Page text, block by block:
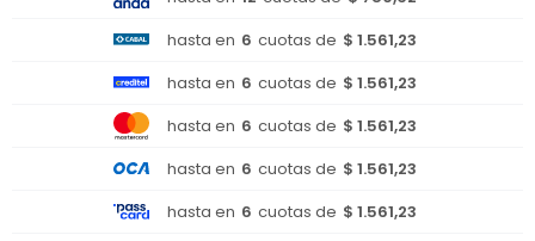
hasta en 6 cuotas de $ 1.561,23
hasta en 6 cuotas de $ 1.561,23
hasta en 6 cuotas de $ 1.561,23
hasta en 6 cuotas de $ 1.561,23
hasta en 6 cuotas de $ 1.561,23